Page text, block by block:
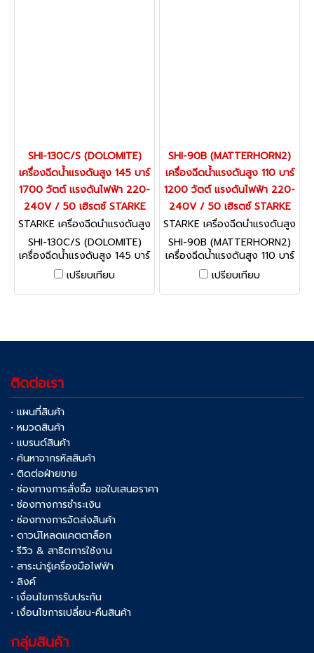
SHI-130C/S (DOLOMITE)
เครื่องฉีดน้ำแรงดันสูง 145 บาร์
1700 วัตต์ แรงดันไฟฟ้า 220-
240V / 50 เฮิรตซ์ STARKE
STARKE เครื่องฉีดน้ำแรงดันสูง
รุ่นงานหนัก / อุตสาหกรรม SHI-
130C/S (DOLOMITE)
SHI-130C/S (DOLOMITE)
เครื่องฉีดน้ำแรงดันสูง 145 บาร์
1700 วัตต์ แรงดันไฟฟ้า 220-
240V / 50 เฮิรตซ์ STARKE
เปรียบเทียบ
SHI-90B (MATTERHORN2)
เครื่องฉีดน้ำแรงดันสูง 110 บาร์
1200 วัตต์ แรงดันไฟฟ้า 220-
240V / 50 เฮิรตซ์ STARKE
STARKE เครื่องฉีดน้ำแรงดันสูง
รุ่นงานหนัก / อุตสาหกรรม SHI-
90B (MATTERHORN2)
SHI-90B (MATTERHORN2)
เครื่องฉีดน้ำแรงดันสูง 110 บาร์
1200 วัตต์ แรงดันไฟฟ้า 220-
240V / 50 เฮิรตซ์ STARKE
เปรียบเทียบ
ติดต่อเรา
• แผนที่สินค้า
• หมวดสินค้า
• แบรนด์สินค้า
• ค้นหาจากรหัสสินค้า
• ติดต่อฝ่ายขาย
• ช่องทางการสั่งซื้อ ขอใบเสนอราคา
• ช่องทางการชำระเงิน
• ช่องทางการจัดส่งสินค้า
• ดาวน์โหลดแคตตาล็อก
• รีวิว & สาธิตการใช้งาน
• สาระน่ารู้เครื่องมือไฟฟ้า
• ลิงค์
• เงื่อนไขการรับประกัน
• เงื่อนไขการเปลี่ยน-คืนสินค้า
กลุ่มสินค้า